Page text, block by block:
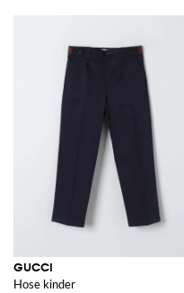
GUCCI
Hose kinder